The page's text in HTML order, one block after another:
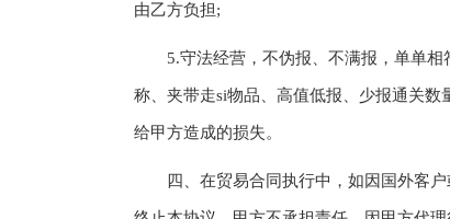
由乙方负担;
5.守法经营，不伪报、不满报，单单相
称、夹带走si物品、高值低报、少报通关
给甲方造成的损失。
四、在贸易合同执行中，如因国外客户